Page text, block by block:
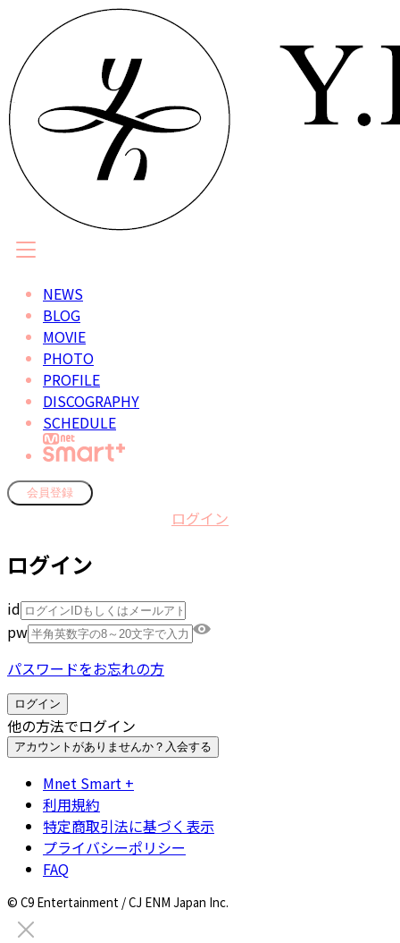
NEWS
BLOG
MOVIE
PHOTO
PROFILE
DISCOGRAPHY
SCHEDULE
会員登録
ログイン
ログイン
id
pw
パスワードをお忘れの方
ログイン
他の方法でログイン
アカウントがありませんか？ 入会する
Mnet Smart +
利用規約
特定商取引法に基づく表示
プライバシーポリシー
FAQ
© C9 Entertainment / CJ ENM Japan Inc.